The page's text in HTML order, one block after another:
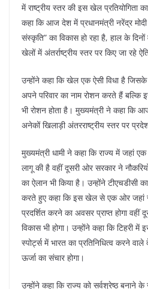
में राष्ट्रीय स्तर की इस खेल प्रतियोगिता
कहा कि आज देश में प्रधानमंत्री नरेंद्र
संस्कृति” का विकास हो रहा है, हाल के दिनों में
खेलों में अंतर्राष्ट्रीय स्तर पर किए जा रहे
उन्होंने कहा कि खेल एक ऐसी विधा है
अपने परिवार का नाम रोशन करते हैं
भी रोशन होता है। मुख्यमंत्री ने कहा कि
अनेकों खिलाड़ी अंतरराष्ट्रीय स्तर पर
मुख्यमंत्री धामी ने कहा कि राज्य में जहां
लागू की है वहीं दूसरी ओर सरकार ने
का ऐलान भी किया है। उन्होंने
करते हुए कहा कि इस खेल से एक ओर जहां
प्रदर्शित करने का अवसर प्राप्त होगा वहीं
विकास भी होगा। उन्होंने कहा कि
स्पोर्ट्स में भारत का प्रतिनिधित्व करने
ऊर्जा का संचार होगा।
उन्होंने कहा कि राज्य को सर्वश्रेष्ठ बनाने